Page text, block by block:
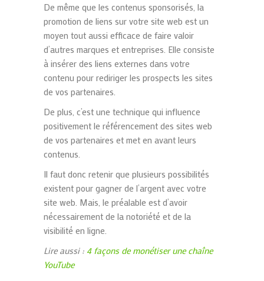
De même que les contenus sponsorisés, la
promotion de liens sur votre site web est un
moyen tout aussi efficace de faire valoir
d’autres marques et entreprises. Elle consiste
à insérer des liens externes dans votre
contenu pour rediriger les prospects les sites
de vos partenaires.
De plus, c’est une technique qui influence
positivement le référencement des sites web
de vos partenaires et met en avant leurs
contenus.
Il faut donc retenir que plusieurs possibilités
existent pour gagner de l’argent avec votre
site web. Mais, le préalable est d’avoir
nécessairement de la notoriété et de la
visibilité en ligne.
Lire aussi : 4 façons de monétiser une chaîne
YouTube